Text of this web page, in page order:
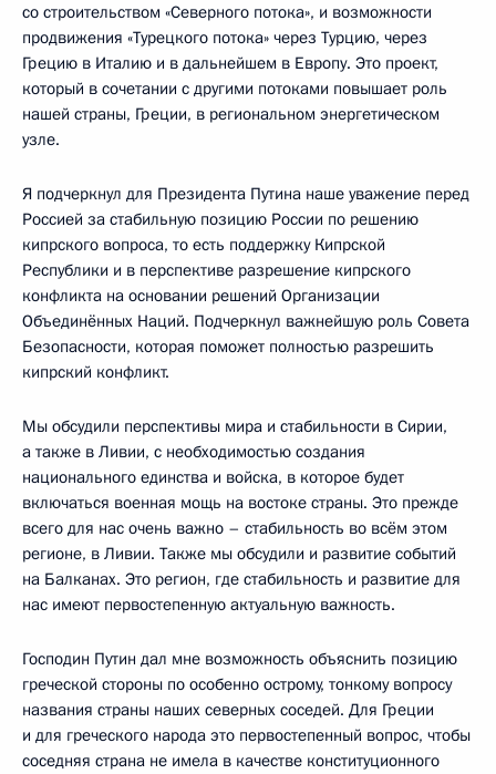
со строительством «Северного потока», и возможности
продвижения «Турецкого потока» через Турцию, через
Грецию в Италию и в дальнейшем в Европу. Это проект,
который в сочетании с другими потоками повышает роль
нашей страны, Греции, в региональном энергетическом
узле.
Я подчеркнул для Президента Путина наше уважение перед
Россией за стабильную позицию России по решению
кипрского вопроса, то есть поддержку Кипрской
Республики и в перспективе разрешение кипрского
конфликта на основании решений Организации
Объединённых Наций. Подчеркнул важнейшую роль Совета
Безопасности, которая поможет полностью разрешить
кипрский конфликт.
Мы обсудили перспективы мира и стабильности в Сирии,
а также в Ливии, с необходимостью создания
национального единства и войска, в которое будет
включаться военная мощь на востоке страны. Это прежде
всего для нас очень важно – стабильность во всём этом
регионе, в Ливии. Также мы обсудили и развитие событий
на Балканах. Это регион, где стабильность и развитие для
нас имеют первостепенную актуальную важность.
Господин Путин дал мне возможность объяснить позицию
греческой стороны по особенно острому, тонкому вопросу
названия страны наших северных соседей. Для Греции
и для греческого народа это первостепенный вопрос, чтобы
соседняя страна не имела в качестве конституционного